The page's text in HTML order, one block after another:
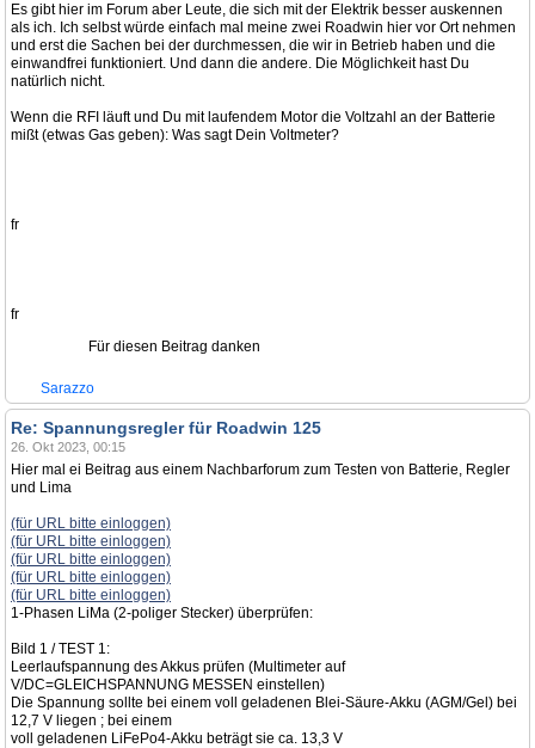
Es gibt hier im Forum aber Leute, die sich mit der Elektrik besser auskennen
als ich. Ich selbst würde einfach mal meine zwei Roadwin hier vor Ort nehmen
und erst die Sachen bei der durchmessen, die wir in Betrieb haben und die
einwandfrei funktioniert. Und dann die andere. Die Möglichkeit hast Du
natürlich nicht.
Wenn die RFI läuft und Du mit laufendem Motor die Voltzahl an der Batterie
mißt (etwas Gas geben): Was sagt Dein Voltmeter?
fr
fr
Für diesen Beitrag danken
Sarazzo
Re: Spannungsregler für Roadwin 125
26. Okt 2023, 00:15
Hier mal ei Beitrag aus einem Nachbarforum zum Testen von Batterie, Regler
und Lima
(für URL bitte einloggen)
(für URL bitte einloggen)
(für URL bitte einloggen)
(für URL bitte einloggen)
(für URL bitte einloggen)
1-Phasen LiMa (2-poliger Stecker) überprüfen:
Bild 1 / TEST 1:
Leerlaufspannung des Akkus prüfen (Multimeter auf
V/DC=GLEICHSPANNUNG MESSEN einstellen)
Die Spannung sollte bei einem voll geladenen Blei-Säure-Akku (AGM/Gel) bei
12,7 V liegen ; bei einem
voll geladenen LiFePo4-Akku beträgt sie ca. 13,3 V